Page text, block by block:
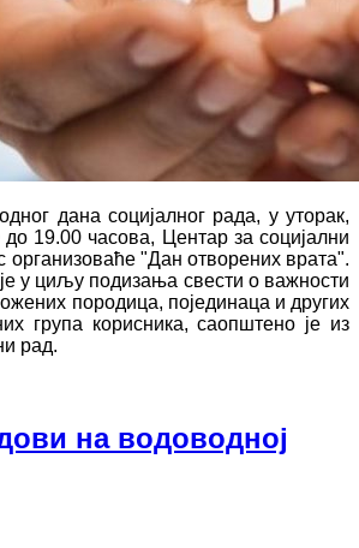
дана социјалног рада, у уторак,
19.00 часова, Центар за социјални
"Дан отворених врата".
у циљу подизања свести о важности
породица, појединаца и других
група корисника, саопштено је из
рад.
на водоводној